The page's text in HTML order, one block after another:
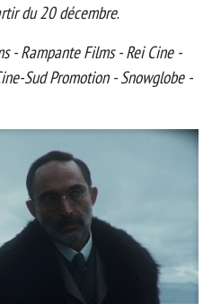
du 20 décembre.
- Rampante Films - Rei Cine -
Sud Promotion - Snowglobe -